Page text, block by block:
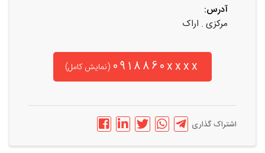
آدرس:
مرکزی . اراک
0918860xxxx (نمایش کامل)
اشتراک گذاری